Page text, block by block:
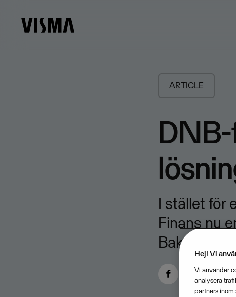
ARTICLE
I stället för
Finans nu
Bakom
Hej! Vi
Vi använder
analysera
partners inom